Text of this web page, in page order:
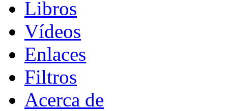
Libros
Vídeos
Enlaces
Filtros
Acerca de